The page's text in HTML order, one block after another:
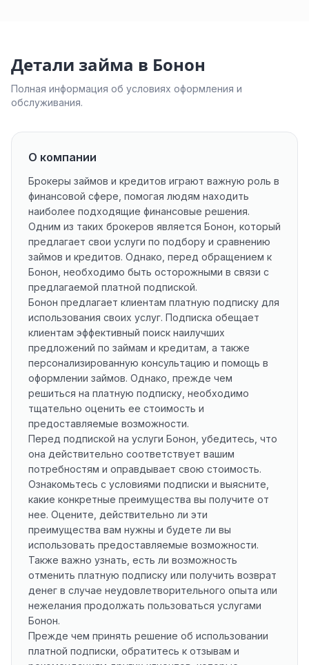
Детали займа в Бонон
Полная информация об условиях оформления и
обслуживания.
О компании
Брокеры займов и кредитов играют важную роль в
финансовой сфере, помогая людям находить
наиболее подходящие финансовые решения.
Одним из таких брокеров является Бонон, который
предлагает свои услуги по подбору и сравнению
займов и кредитов. Однако, перед обращением к
Бонон, необходимо быть осторожными в связи с
предлагаемой платной подпиской.
Бонон предлагает клиентам платную подписку для
использования своих услуг. Подписка обещает
клиентам эффективный поиск наилучших
предложений по займам и кредитам, а также
персонализированную консультацию и помощь в
оформлении займов. Однако, прежде чем
решиться на платную подписку, необходимо
тщательно оценить ее стоимость и
предоставляемые возможности.
Перед подпиской на услуги Бонон, убедитесь, что
она действительно соответствует вашим
потребностям и оправдывает свою стоимость.
Ознакомьтесь с условиями подписки и выясните,
какие конкретные преимущества вы получите от
нее. Оцените, действительно ли эти
преимущества вам нужны и будете ли вы
использовать предоставляемые возможности.
Также важно узнать, есть ли возможность
отменить платную подписку или получить возврат
денег в случае неудовлетворительного опыта или
нежелания продолжать пользоваться услугами
Бонон.
Прежде чем принять решение об использовании
платной подписки, обратитесь к отзывам и